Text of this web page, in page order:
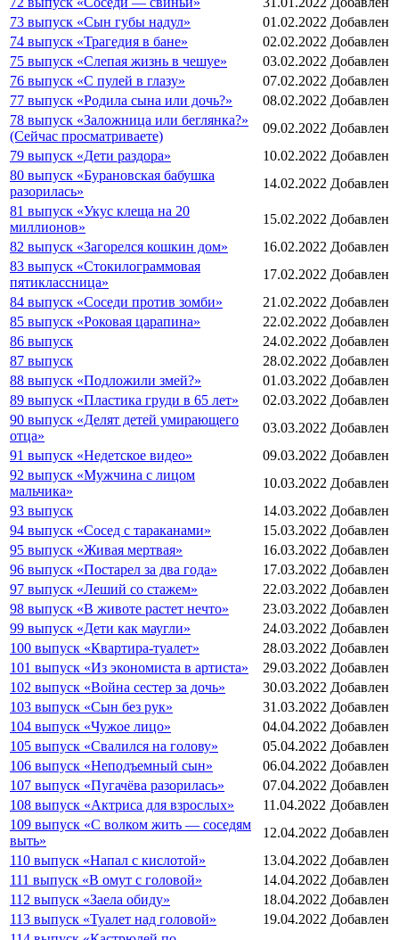
73 выпуск «Сын губы надул»
01.02.2022 Добавлен
74 выпуск «Трагедия в бане»
02.02.2022 Добавлен
75 выпуск «Слепая жизнь в чешуе»
03.02.2022 Добавлен
76 выпуск «С пулей в глазу»
07.02.2022 Добавлен
77 выпуск «Родила сына или дочь?»
08.02.2022 Добавлен
78 выпуск «Заложница или беглянка?»
(Сейчас просматриваете)
09.02.2022 Добавлен
79 выпуск «Дети раздора»
10.02.2022 Добавлен
80 выпуск «Бурановская бабушка
разорилась»
14.02.2022 Добавлен
81 выпуск «Укус клеща на 20
миллионов»
15.02.2022 Добавлен
82 выпуск «Загорелся кошкин дом»
16.02.2022 Добавлен
83 выпуск «Стокилограммовая
пятиклассница»
17.02.2022 Добавлен
84 выпуск «Соседи против зомби»
21.02.2022 Добавлен
85 выпуск «Роковая царапина»
22.02.2022 Добавлен
86 выпуск
24.02.2022 Добавлен
87 выпуск
28.02.2022 Добавлен
88 выпуск «Подложили змей?»
01.03.2022 Добавлен
89 выпуск «Пластика груди в 65 лет»
02.03.2022 Добавлен
90 выпуск «Делят детей умирающего
отца»
03.03.2022 Добавлен
91 выпуск «Недетское видео»
09.03.2022 Добавлен
92 выпуск «Мужчина с лицом
мальчика»
10.03.2022 Добавлен
93 выпуск
14.03.2022 Добавлен
94 выпуск «Сосед с тараканами»
15.03.2022 Добавлен
95 выпуск «Живая мертвая»
16.03.2022 Добавлен
96 выпуск «Постарел за два года»
17.03.2022 Добавлен
97 выпуск «Леший со стажем»
22.03.2022 Добавлен
98 выпуск «В животе растет нечто»
23.03.2022 Добавлен
99 выпуск «Дети как маугли»
24.03.2022 Добавлен
100 выпуск «Квартира-туалет»
28.03.2022 Добавлен
101 выпуск «Из экономиста в артиста»
29.03.2022 Добавлен
102 выпуск «Война сестер за дочь»
30.03.2022 Добавлен
103 выпуск «Сын без рук»
31.03.2022 Добавлен
104 выпуск «Чужое лицо»
04.04.2022 Добавлен
105 выпуск «Свалился на голову»
05.04.2022 Добавлен
106 выпуск «Неподъемный сын»
06.04.2022 Добавлен
107 выпуск «Пугачёва разорилась»
07.04.2022 Добавлен
108 выпуск «Актриса для взрослых»
11.04.2022 Добавлен
109 выпуск «С волком жить — соседям
выть»
12.04.2022 Добавлен
110 выпуск «Напал с кислотой»
13.04.2022 Добавлен
111 выпуск «В омут с головой»
14.04.2022 Добавлен
112 выпуск «Заела обиду»
18.04.2022 Добавлен
113 выпуск «Туалет над головой»
19.04.2022 Добавлен